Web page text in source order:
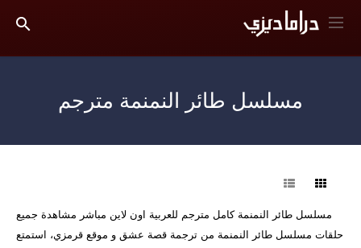
مسلسل طائر النمنمة مترجم
مسلسل طائر النمنمة كامل مترجم للعربية اون لاين مباشر مشاهدة جميع
حلقات مسلسل طائر النمنمة من ترجمة قصة عشق و موقع قرمزي، استمتع